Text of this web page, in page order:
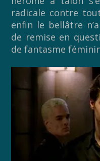
radicale contre
enfin le bellâtre
de remise en
de fantasme